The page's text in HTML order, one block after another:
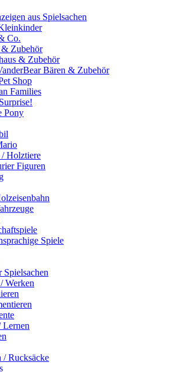
aus Spielsachen
Co.
& Zubehör
& Zubehör
Bären & Zubehör
Shop
Families
Pony
Holztiere
Figuren
Spiele
Spielsachen
Werken
Lernen
/ Rucksäcke